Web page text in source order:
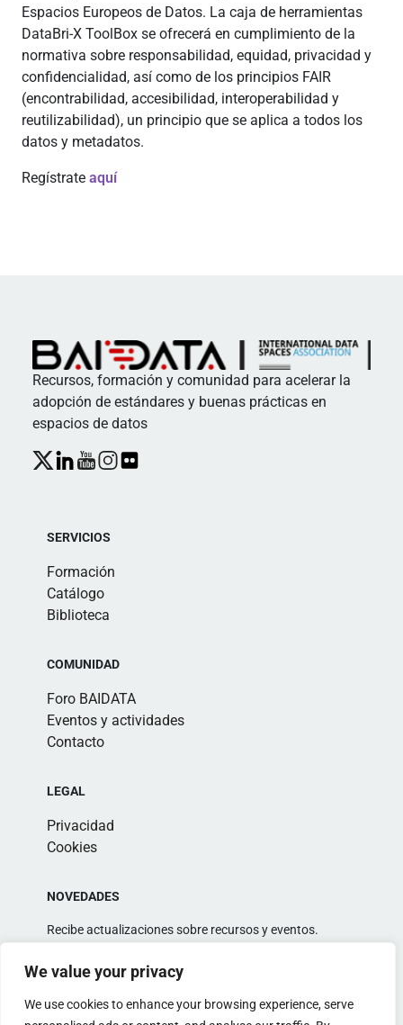
We value your privacy
We use cookies to enhance your browsing experience, serve
Espacios Europeos de Datos. La caja de herramientas
DataBri-X ToolBox se ofrecerá en cumplimiento de la
normativa sobre responsabilidad, equidad, privacidad y
confidencialidad, así como de los principios FAIR
(encontrabilidad, accesibilidad, interoperabilidad y
reutilizabilidad), un principio que se aplica a todos los
datos y metadatos.
Regístrate aquí
Recursos, formación y comunidad para acelerar la
adopción de estándares y buenas prácticas en
espacios de datos
SERVICIOS
Formación
Catálogo
Biblioteca
COMUNIDAD
Foro BAIDATA
Eventos y actividades
Contacto
LEGAL
Privacidad
Cookies
NOVEDADES
Recibe actualizaciones sobre recursos y eventos.